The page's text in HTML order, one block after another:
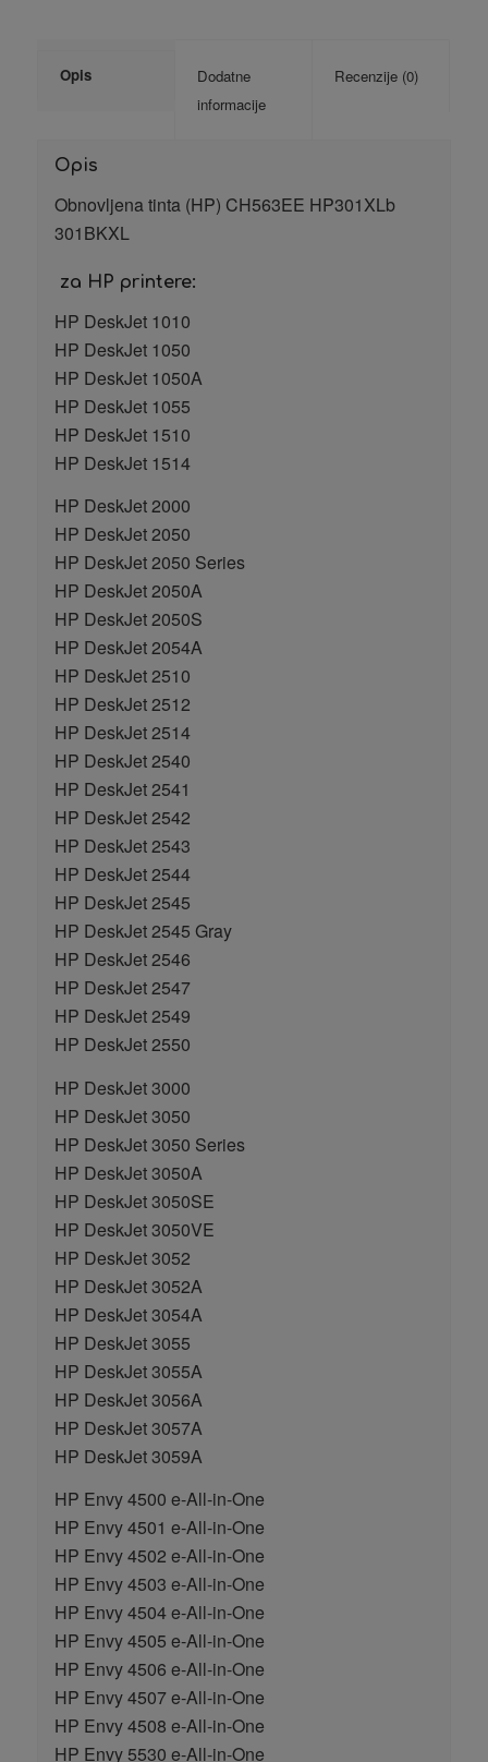
Opis
Dodatne
informacije
Recenzije (0)
Opis
Obnovljena tinta (HP) CH563EE HP301XLb
301BKXL
za HP printere:
HP DeskJet 1010
HP DeskJet 1050
HP DeskJet 1050A
HP DeskJet 1055
HP DeskJet 1510
HP DeskJet 1514
HP DeskJet 2000
HP DeskJet 2050
HP DeskJet 2050 Series
HP DeskJet 2050A
HP DeskJet 2050S
HP DeskJet 2054A
HP DeskJet 2510
HP DeskJet 2512
HP DeskJet 2514
HP DeskJet 2540
HP DeskJet 2541
HP DeskJet 2542
HP DeskJet 2543
HP DeskJet 2544
HP DeskJet 2545
HP DeskJet 2545 Gray
HP DeskJet 2546
HP DeskJet 2547
HP DeskJet 2549
HP DeskJet 2550
HP DeskJet 3000
HP DeskJet 3050
HP DeskJet 3050 Series
HP DeskJet 3050A
HP DeskJet 3050SE
HP DeskJet 3050VE
HP DeskJet 3052
HP DeskJet 3052A
HP DeskJet 3054A
HP DeskJet 3055
HP DeskJet 3055A
HP DeskJet 3056A
HP DeskJet 3057A
HP DeskJet 3059A
HP Envy 4500 e-All-in-One
HP Envy 4501 e-All-in-One
HP Envy 4502 e-All-in-One
HP Envy 4503 e-All-in-One
HP Envy 4504 e-All-in-One
HP Envy 4505 e-All-in-One
HP Envy 4506 e-All-in-One
HP Envy 4507 e-All-in-One
HP Envy 4508 e-All-in-One
HP Envy 5530 e-All-in-One